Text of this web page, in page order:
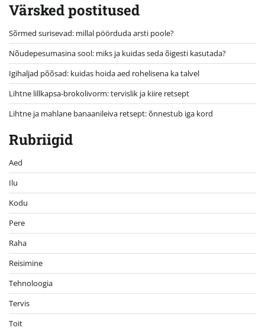
Värsked postitused
Sõrmed surisevad: millal pöörduda arsti poole?
Nõudepesumasina sool: miks ja kuidas seda õigesti kasutada?
Igihaljad põõsad: kuidas hoida aed rohelisena ka talvel
Lihtne lillkapsa-brokolivorm: tervislik ja kiire retsept
Lihtne ja mahlane banaanileiva retsept: õnnestub iga kord
Rubriigid
Aed
Ilu
Kodu
Pere
Raha
Reisimine
Tehnoloogia
Tervis
Toit